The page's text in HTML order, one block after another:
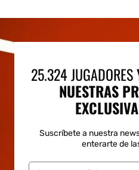
25.324 JUGADORES
NUESTRAS
Suscríbete a nuestra
enterarte de